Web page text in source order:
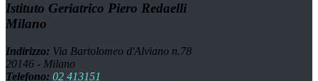
Istituto Geriatrico Piero Redaelli
Milano
Indirizzo: Via Bartolomeo d'Alviano n.78
20146 - Milano
Telefono: 02 413151